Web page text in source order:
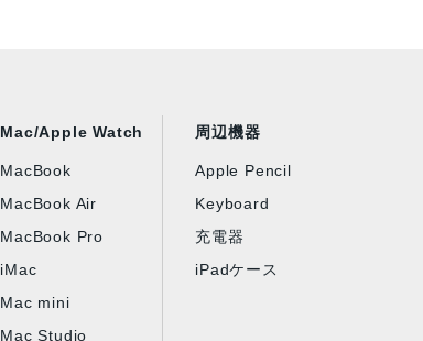
Mac/Apple Watch
MacBook
MacBook Air
MacBook Pro
iMac
Mac mini
Mac Studio
周辺機器
Apple Pencil
Keyboard
充電器
iPadケース